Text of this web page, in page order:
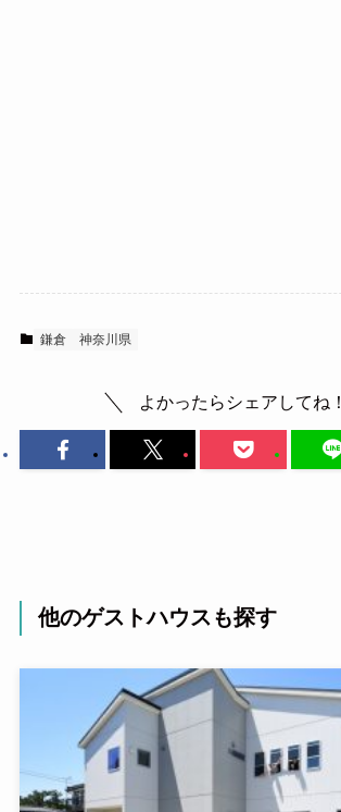
鎌倉 神奈川県
よかったらシェアしてね！
他のゲストハウスも探す